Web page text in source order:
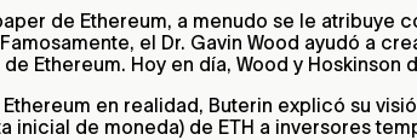
de Ethereum, a menudo se le
el Dr. Gavin Wood ayudó a
Ethereum. Hoy en día, Wood y
en realidad, Buterin explicó su
inicial de moneda) de ETH a inversores